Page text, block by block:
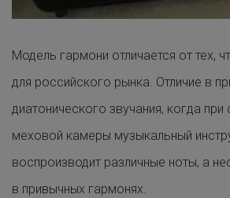
Модель гармони отличается от тех,
для российского рынка. Отличие в
диатонического звучания, когда
меховой камеры музыкальный
воспроизводит различные ноты, а
в привычных гармонях.